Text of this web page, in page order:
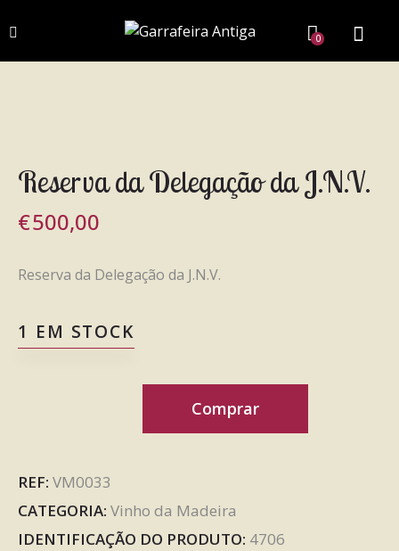
0
Reserva da Delegação da J.N.V.
€500,00
Reserva da Delegação da J.N.V.
1 EM STOCK
Comprar
REF: VM0033
CATEGORIA: Vinho da Madeira
IDENTIFICAÇÃO DO PRODUTO: 4706